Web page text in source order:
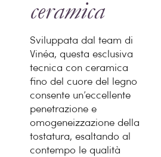
ceramica
Sviluppata dal team di
Vinéa, questa esclusiva
tecnica con ceramica
fino del cuore del legno
consente un’eccellente
penetrazione e
omogeneizzazione della
tostatura, esaltando al
contempo le qualità